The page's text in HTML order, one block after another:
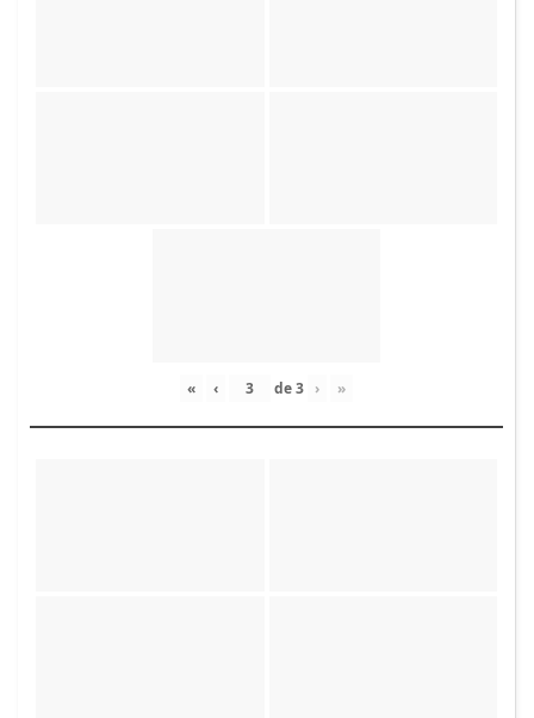
« ‹ de3 › »